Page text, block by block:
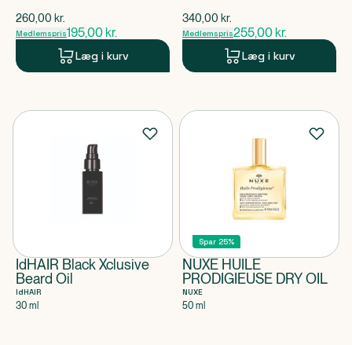
$gammel pris
260,00 kr.
Medlemspris195,00 kr.
Læg i kurv
$gammel pris
340,00 kr.
Medlemspris255,00 kr.
Læg i kurv
IdHAIR Black Xclusive
Beard Oil
IdHAIR
30 ml
Spar 25%
NUXE HUILE
PRODIGIEUSE DRY OIL
NUXE
50 ml